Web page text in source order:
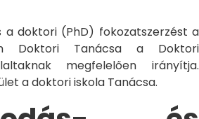
doktori (PhD) fokozatszerzést a
Doktori Tanácsa a Doktori
megfelelően irányítja.
a doktori iskola Tanácsa.